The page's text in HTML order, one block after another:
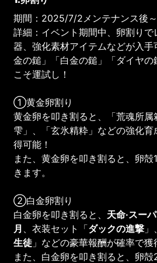
期間：2025/7/2メンテナンス後
詳細：イベント期間中、卵割り
器、強化素材アイテムなどが入
金の鎚」「白金の鎚」「ダイヤ
こそ運試し！
①黄金卵割り
黄金卵を叩き割ると、「荒魂所
雫」、「玄氷精粋」などの強化
得可能！
また、黄金卵を叩き割ると、卵
きます。
②白金卵割り
白金卵を叩き割ると、 天命·スー
月
、衣装セット「ダックの進撃
生徒 」などの豪華報酬が確率で獲
また、白金卵を叩き割ると、卵